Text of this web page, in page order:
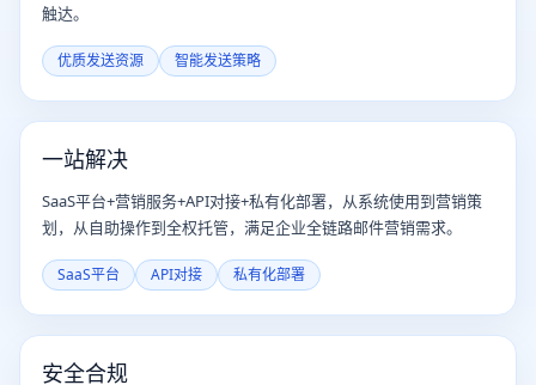
触达。
优质发送资源 智能发送策略
一站解决
SaaS平台+营销服务+API对接+私有化部署，从系统使用到营销策
划，从自助操作到全权托管，满足企业全链路邮件营销需求。
SaaS平台 API对接 私有化部署
安全合规